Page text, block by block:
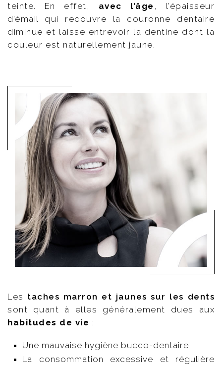
teinte. En effet, avec l’âge , l’épaisseur
d’émail qui recouvre la couronne dentaire
diminue et laisse entrevoir la dentine dont la
couleur est naturellement jaune.
Les taches marron et jaunes sur les dents
sont quant à elles généralement dues aux
habitudes de vie :
Une mauvaise hygiène bucco-dentaire
La consommation excessive et régulière